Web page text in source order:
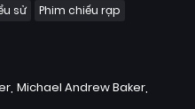
sử
Phim chiếu rạp
Michael Andrew Baker